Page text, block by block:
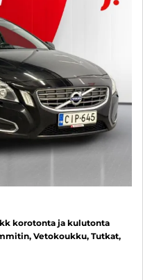
kk korotonta ja kulutonta
Vetokoukku, Tutkat,